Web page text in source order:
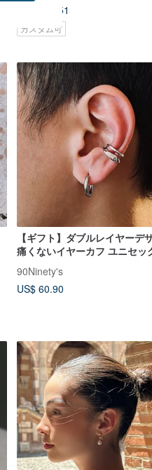
US$ 203.51
カスタム可
【ギフト】ダブルレイヤーデ
痛くないイヤーカフ ユニセッ
女兼用イヤーカフ
90Ninety's
US$ 60.90